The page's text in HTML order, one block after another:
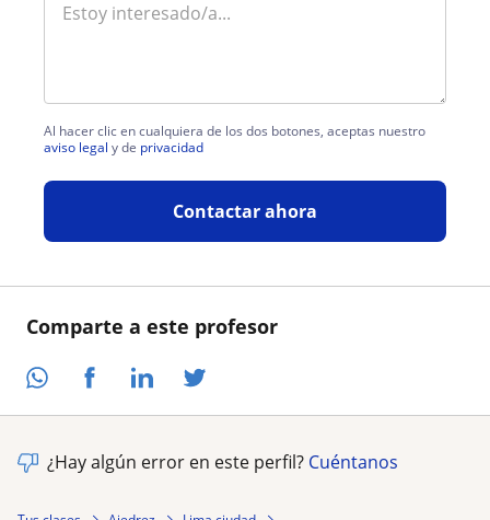
Comparte a este profesor
Al hacer clic en cualquiera de los dos botones, aceptas nuestro
aviso legal y de privacidad
Contactar ahora
¿Hay algún error en este perfil? Cuéntanos